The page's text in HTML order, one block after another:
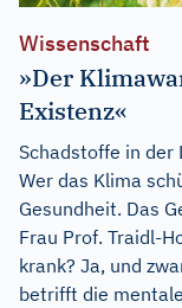
Wissenschaft
»Der
Existenz«
Schadstoffe in der
Wer das Klima
Gesundheit. Das
Frau Prof. Traidl-
krank? Ja, und
betrifft die